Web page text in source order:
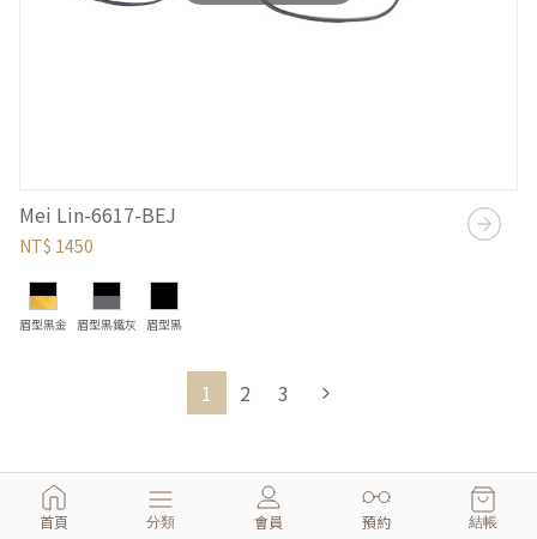
Mei Lin-6617-BEJ
NT$ 1450
眉型黑金 眉型黑鐵灰 眉型黑
1 2 3
首頁 分類 會員 預約 結帳